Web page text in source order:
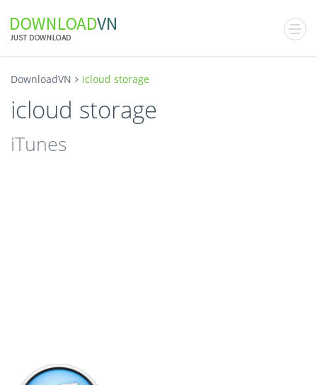
DownloadVN icloud storage
icloud storage
iTunes